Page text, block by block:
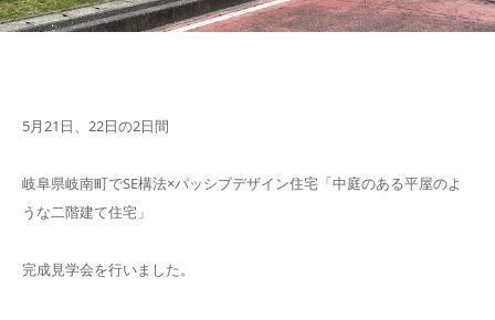
5月21日、22日の2日間
岐阜県岐南町でSE構法×パッシブデザイン住宅「中庭のある平屋のよ
うな二階建て住宅」
完成見学会を行いました。